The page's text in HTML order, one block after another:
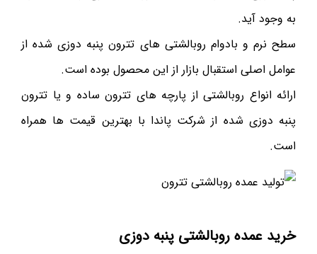
به وجود آید.
سطح نرم و بادوام روبالشتی های تترون پنبه دوزی شده از
عوامل اصلی استقبال بازار از این محصول بوده است.
ارائه انواع روبالشتی از پارچه های تترون ساده و یا تترون
پنبه دوزی شده از شرکت پاندا با بهترین قیمت ها همراه
است.
خرید عمده روبالشتی پنبه دوزی